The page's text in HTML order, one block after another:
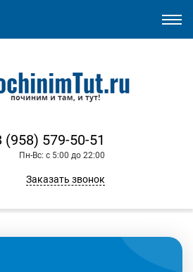
(958) 579-50-51
Пн-Вс: с 5:00 до 22:00
Заказать звонок